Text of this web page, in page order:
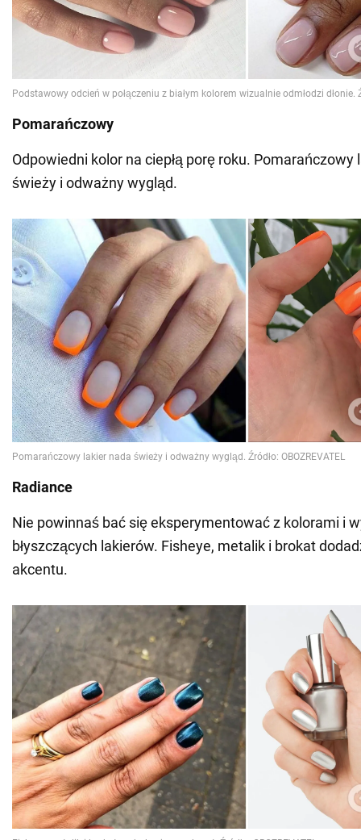
Pomarańczowy
Odpowiedni kolor na ciepłą porę roku. Pomarańczowy
świeży i odważny wygląd.
Radiance
Nie powinnaś bać się eksperymentować z kolorami i
błyszczących lakierów. Fisheye, metalik i brokat
akcentu.